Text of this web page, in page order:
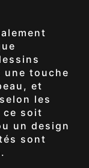
touche
et
les
ce soit
un design
sont